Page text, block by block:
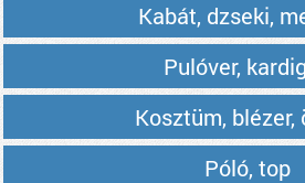
Kabát, dzseki,
Pulóver,
Kosztüm, blézer,
Póló, top